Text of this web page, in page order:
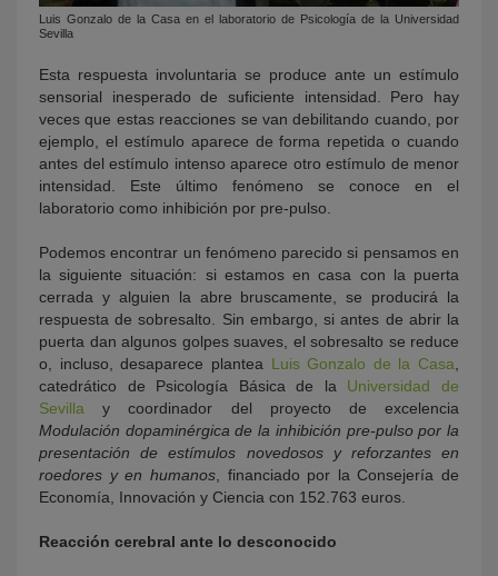
Luis Gonzalo de la Casa en el laboratorio de Psicología de la Universidad
Sevilla
Esta respuesta involuntaria se produce ante un estímulo
sensorial inesperado de suficiente intensidad. Pero hay
veces que estas reacciones se van debilitando cuando, por
ejemplo, el estímulo aparece de forma repetida o cuando
antes del estímulo intenso aparece otro estímulo de menor
intensidad. Este último fenómeno se conoce en el
laboratorio como inhibición por pre-pulso.
Podemos encontrar un fenómeno parecido si pensamos en
la siguiente situación: si estamos en casa con la puerta
cerrada y alguien la abre bruscamente, se producirá la
respuesta de sobresalto. Sin embargo, si antes de abrir la
puerta dan algunos golpes suaves, el sobresalto se reduce
o, incluso, desaparece plantea Luis Gonzalo de la Casa
catedrático de Psicología Básica de la Universidad de
Sevilla y coordinador del proyecto de excelencia
Modulación dopaminérgica de la inhibición pre-pulso por la
presentación de estímulos novedosos y reforzantes en
roedores y en humanos, financiado por la Consejería de
Economía, Innovación y Ciencia con 152.763 euros.
Reacción cerebral ante lo desconocido